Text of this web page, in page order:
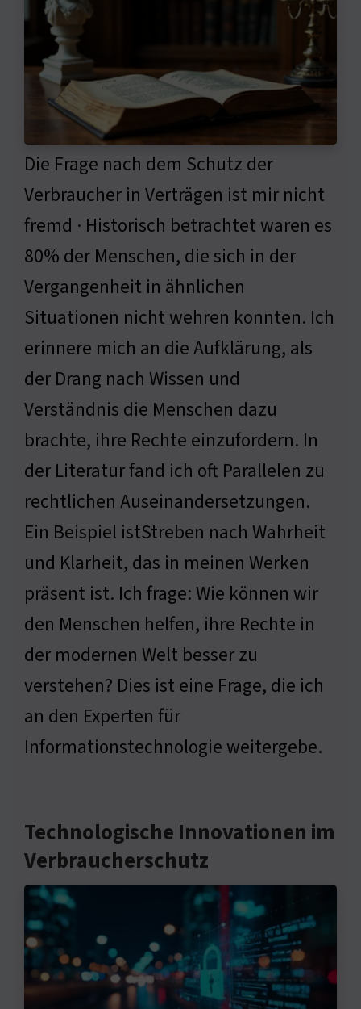
Die Frage nach dem Schutz der
Verbraucher in Verträgen ist mir nicht
fremd · Historisch betrachtet waren es
80% der Menschen, die sich in der
Vergangenheit in ähnlichen
Situationen nicht wehren konnten. Ich
erinnere mich an die Aufklärung, als
der Drang nach Wissen und
Verständnis die Menschen dazu
brachte, ihre Rechte einzufordern. In
der Literatur fand ich oft Parallelen zu
rechtlichen Auseinandersetzungen.
Ein Beispiel istStreben nach Wahrheit
und Klarheit, das in meinen Werken
präsent ist. Ich frage: Wie können wir
den Menschen helfen, ihre Rechte in
der modernen Welt besser zu
verstehen? Dies ist eine Frage, die ich
an den Experten für
Informationstechnologie weitergebe.
Technologische Innovationen im
Verbraucherschutz